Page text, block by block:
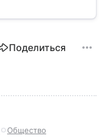
Поделиться
Общество